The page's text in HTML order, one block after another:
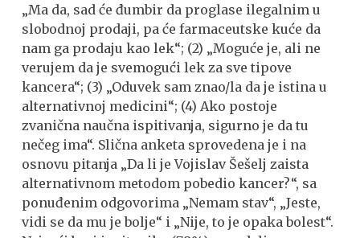
„Ma da, sad će đumbir da proglase ilegalnim u
slobodnoj prodaji, pa će farmaceutske kuće da
nam ga prodaju kao lek“; (2) „Moguće je, ali ne
verujem da je svemogući lek za sve tipove
kancera“; (3) „Oduvek sam znao/la da je istina u
alternativnoj medicini“; (4) Ako postoje
zvanična naučna ispitivanja, sigurno je da tu
nečeg ima“. Slična anketa sprovedena je i na
osnovu pitanja „Da li je Vojislav Šešelj zaista
alternativnom metodom pobedio kancer?“, sa
ponuđenim odgovorima „Nemam stav“, „Jeste,
vidi se da mu je bolje“ i „Nije, to je opaka bolest“.